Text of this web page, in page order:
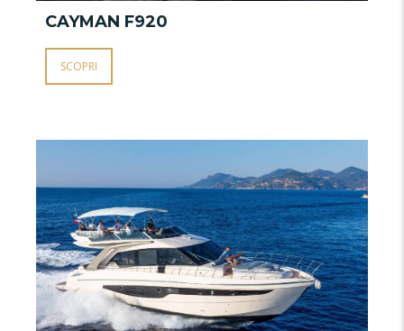
CAYMAN F920
SCOPRI